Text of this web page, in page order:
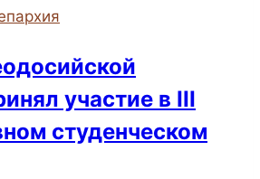
участие в III
студенческом